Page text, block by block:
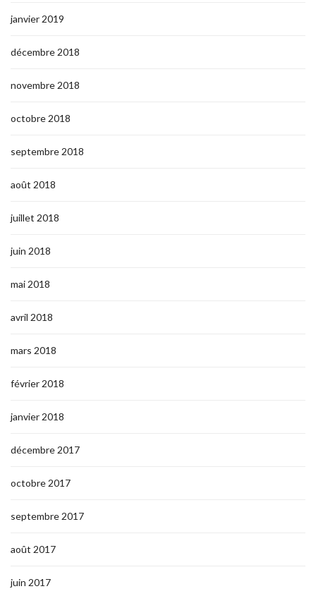
janvier 2019
décembre 2018
novembre 2018
octobre 2018
septembre 2018
août 2018
juillet 2018
juin 2018
mai 2018
avril 2018
mars 2018
février 2018
janvier 2018
décembre 2017
octobre 2017
septembre 2017
août 2017
juin 2017